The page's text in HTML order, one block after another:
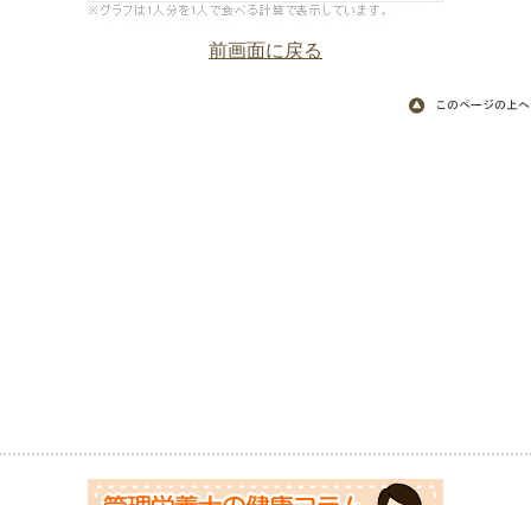
前画面に戻る